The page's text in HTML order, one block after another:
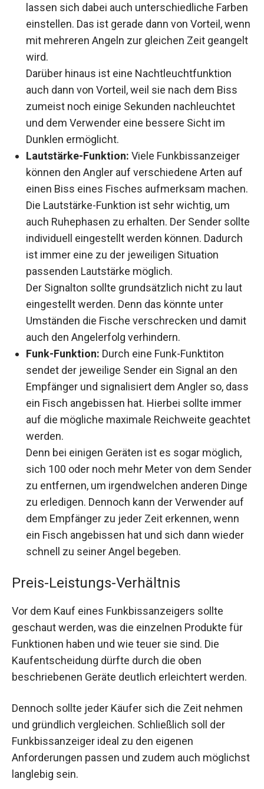
lassen sich dabei auch unterschiedliche Farben
einstellen. Das ist gerade dann von Vorteil, wenn
mit mehreren Angeln zur gleichen Zeit geangelt
wird.
Darüber hinaus ist eine Nachtleuchtfunktion
auch dann von Vorteil, weil sie nach dem Biss
zumeist noch einige Sekunden nachleuchtet
und dem Verwender eine bessere Sicht im
Dunklen ermöglicht.
Lautstärke-Funktion: Viele Funkbissanzeiger
können den Angler auf verschiedene Arten auf
einen Biss eines Fisches aufmerksam machen.
Die Lautstärke-Funktion ist sehr wichtig, um
auch Ruhephasen zu erhalten. Der Sender sollte
individuell eingestellt werden können. Dadurch
ist immer eine zu der jeweiligen Situation
passenden Lautstärke möglich.
Der Signalton sollte grundsätzlich nicht zu laut
eingestellt werden. Denn das könnte unter
Umständen die Fische verschrecken und damit
auch den Angelerfolg verhindern.
Funk-Funktion: Durch eine Funk-Funktiton
sendet der jeweilige Sender ein Signal an den
Empfänger und signalisiert dem Angler so, dass
ein Fisch angebissen hat. Hierbei sollte immer
auf die mögliche maximale Reichweite geachtet
werden.
Denn bei einigen Geräten ist es sogar möglich,
sich 100 oder noch mehr Meter von dem Sender
zu entfernen, um irgendwelchen anderen Dinge
zu erledigen. Dennoch kann der Verwender auf
dem Empfänger zu jeder Zeit erkennen, wenn
ein Fisch angebissen hat und sich dann wieder
schnell zu seiner Angel begeben.
Preis-Leistungs-Verhältnis
Vor dem Kauf eines Funkbissanzeigers sollte
geschaut werden, was die einzelnen Produkte für
Funktionen haben und wie teuer sie sind. Die
Kaufentscheidung dürfte durch die oben
beschriebenen Geräte deutlich erleichtert werden.
Dennoch sollte jeder Käufer sich die Zeit nehmen
und gründlich vergleichen. Schließlich soll der
Funkbissanzeiger ideal zu den eigenen
Anforderungen passen und zudem auch möglichst
langlebig sein.